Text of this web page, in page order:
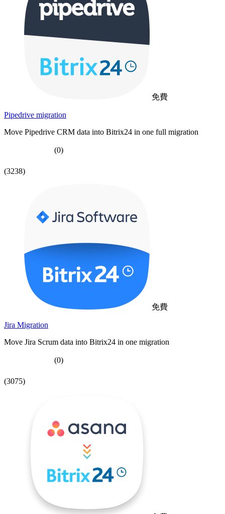
免費
Pipedrive migration
Move Pipedrive CRM data into Bitrix24 in one full migration
(0)
(3238)
免費
Jira Migration
Move Jira Scrum data into Bitrix24 in one migration
(0)
(3075)